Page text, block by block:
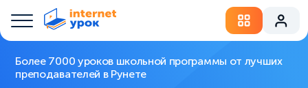
Более 7000 уроков школьной программы от лучших
преподавателей в Рунете